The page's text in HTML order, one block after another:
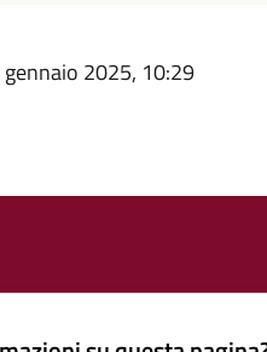
gennaio 2025, 10:29